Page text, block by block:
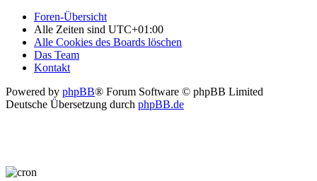
Foren-Übersicht
Alle Zeiten sind UTC+01:00
Alle Cookies des Boards löschen
Das Team
Kontakt
Powered by phpBB® Forum Software © phpBB Limited
Deutsche Übersetzung durch phpBB.de